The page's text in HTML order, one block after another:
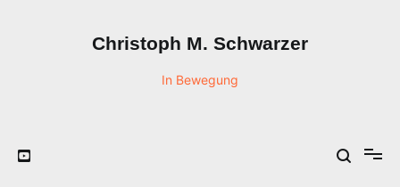
Christoph M. Schwarzer
In Bewegung